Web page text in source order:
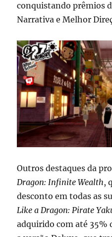
conquistando prêmios
Narrativa e Melhor
Outros destaques da
Dragon: Infinite Wealth,
desconto em todas as
Like a Dragon: Pirate
adquirido com até 35%